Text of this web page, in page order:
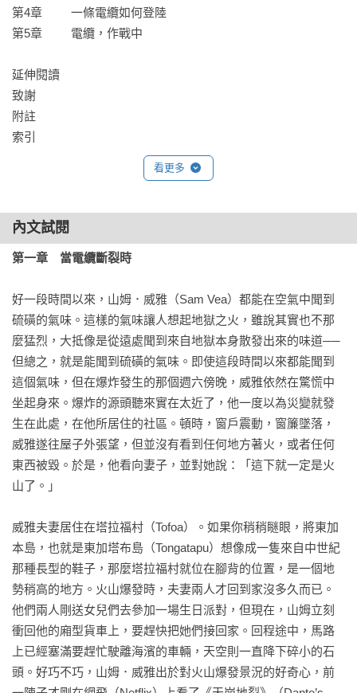
法。 那些連接世界的訊號，穿越深不見底的海床而來，我們或
許早已習慣這種「無形」的連線，卻從未真正理解它的存在。
構築了這個世界，而我們的生活，正是被這張看不見的網緊緊
連繫著。
第4章         一條電纜如何登陸
第5章         電纜，作戰中
延伸閱讀
致謝
附註
索引
看更多
內文試閱
第一章　當電纜斷裂時
好一段時間以來，山姆．威雅（Sam Vea）都能在空氣中聞到
硫磺的氣味。這樣的氣味讓人想起地獄之火，雖說其實也不那
麼猛烈，大抵像是從遠處聞到來自地獄本身散發出來的味道──
但總之，就是能聞到硫磺的氣味。即使這段時間以來都能聞到
這個氣味，但在爆炸發生的那個週六傍晚，威雅依然在驚慌中
坐起身來。爆炸的源頭聽來實在太近了，他一度以為災變就發
生在此處，在他所居住的社區。頓時，窗戶震動，窗簾墜落，
威雅遂往屋子外張望，但並沒有看到任何地方著火，或者任何
東西被毀。於是，他看向妻子，並對她說：「這下就一定是火
山了。」
威雅夫妻居住在塔拉福村（Tofoa）。如果你稍稍瞇眼，將東加
本島，也就是東加塔布島（Tongatapu）想像成一隻來自中世紀
那種長型的鞋子，那麼塔拉福村就位在腳背的位置，是一個地
勢稍高的地方。火山爆發時，夫妻兩人才回到家沒多久而已。
他們兩人剛送女兒們去參加一場生日派對，但現在，山姆立刻
衝回他的廂型貨車上，要趕快把她們接回家。回程途中，馬路
上已經塞滿要趕忙駛離海濱的車輛，天空則一直降下碎小的石
頭。好巧不巧，山姆．威雅出於對火山爆發景況的好奇心，前